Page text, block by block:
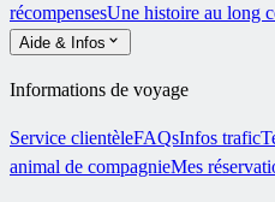
récompensesUne histoire au long
Aide & Infos
Informations de voyage
Service clientèleFAQsInfos trafic
animal de compagnieMes